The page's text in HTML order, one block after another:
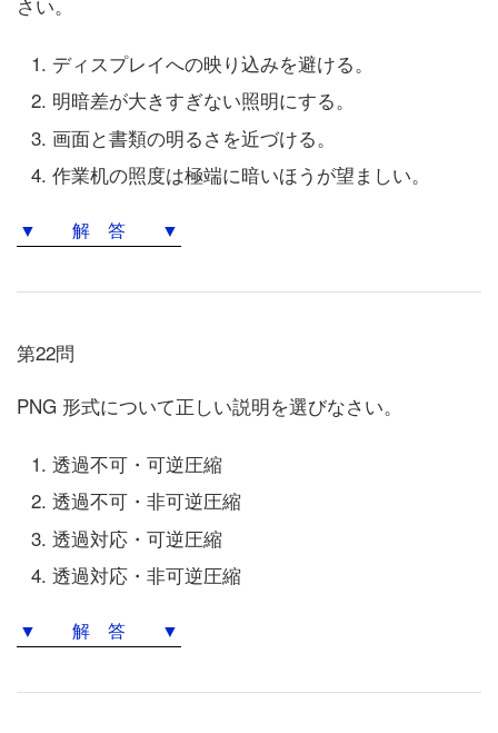
ディスプレイへの映り込みを避ける。
明暗差が大きすぎない照明にする。
画面と書類の明るさを近づける。
作業机の照度は極端に暗いほうが望ましい。
▼ 解 答 ▼
第22問
PNG 形式について正しい説明を選びなさい。
透過不可・可逆圧縮
透過不可・非可逆圧縮
透過対応・可逆圧縮
透過対応・非可逆圧縮
▼ 解 答 ▼